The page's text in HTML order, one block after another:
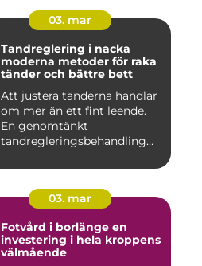
03. mar
Tandreglering i nacka
moderna metoder för raka
tänder och bättre bett
Att justera tänderna handlar
om mer än ett fint leende.
En genomtänkt
tandregleringsbehandling
03. mar
Fotvård i borlänge en
investering i hela kroppens
välmående